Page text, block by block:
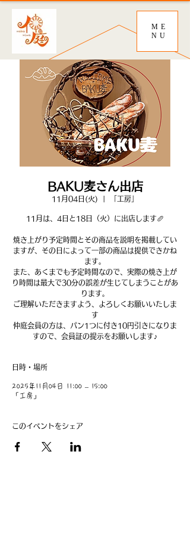
ME
NU
BAKU麦さん出店
11月04日(火) 「工房」
11月は、4日と18日（火）に出店します🥖
焼き上がり予定時間とその商品を説明を掲載してい
ますが、その日によって一部の商品は提供できかね
ます。
また、あくまでも予定時間なので、実際の焼き上が
り時間は最大で30分の誤差が生じてしまうことがあ
ります。
ご理解いただきますよう、よろしくお願いいたしま
す
仲庭会員の方は、パン1つに付き10円引きになりま
すので、会員証の提示をお願いします♪
日時・場所
2025年11月04日 11:00 – 15:00
「工房」
このイベントをシェア